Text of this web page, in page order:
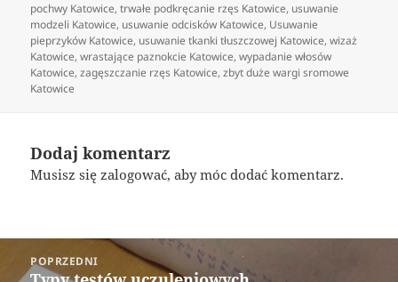
pochwy Katowice,trwałe podkręcanie rzęs Katowice, usuwanie
modzeli Katowice, usuwanie odcisków Katowice, Usuwanie
pieprzyków Katowice, usuwanie tkanki tłuszczowej Katowice,wizaż
Katowice,wrastające paznokcie Katowice,wypadanie włosów
Katowice,zagęszczanie rzęs Katowice,zbyt duże wargi sromowe
Katowice
Dodaj komentarz
Musisz sięzalogować, aby móc dodać komentarz.
wpisuPOPRZEDNI